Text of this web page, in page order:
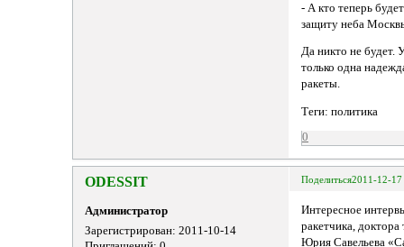
- А кто теперь
защиту неба
Да никто не будет.
только одна
ракеты.
Теги: политика
0
Поделиться2011-12-
ODESSIT
Администратор
Зарегистрирован: 2011-10-14
Интересное
ракетчика, доктора
Юрия Савельева